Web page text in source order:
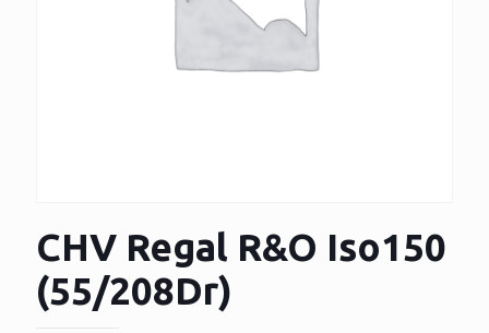
CHV Regal R&O Iso150
(55/208Dr)